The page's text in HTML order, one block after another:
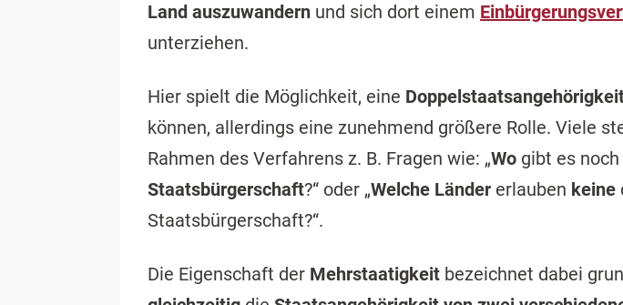
Land auszuwandern und sich dort einem
unterziehen.
Hier spielt die Möglichkeit, eine
können, allerdings eine zunehmend größere Rolle. Viele
Rahmen des Verfahrens z. B. Fragen wie: „Wo gibt es noch
Staatsbürgerschaft?“ oder „Welche Länder erlauben keine
Staatsbürgerschaft?“.
Die Eigenschaft der Mehrstaatigkeit bezeichnet dabei